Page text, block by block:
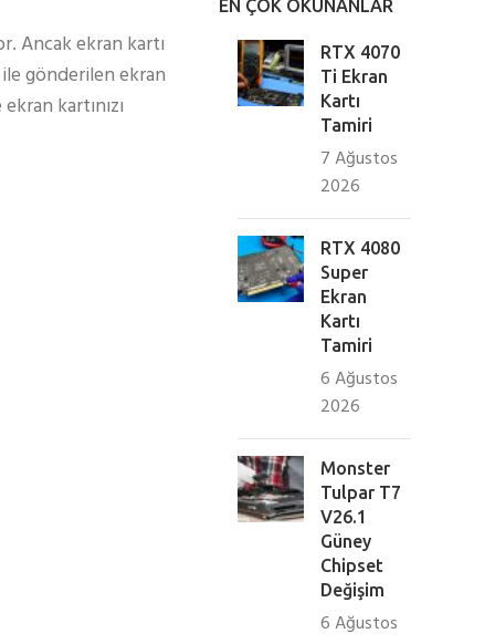
Ancak ekran kartı
gönderilen ekran
kartınızı
EN ÇOK OKUNANLAR
RTX 4070
Ti Ekran
Kartı
Tamiri
7 Ağustos
2026
RTX 4080
Super
Ekran
Kartı
Tamiri
6 Ağustos
2026
Monster
Tulpar T7
V26.1
Güney
Chipset
Değişim
6 Ağustos